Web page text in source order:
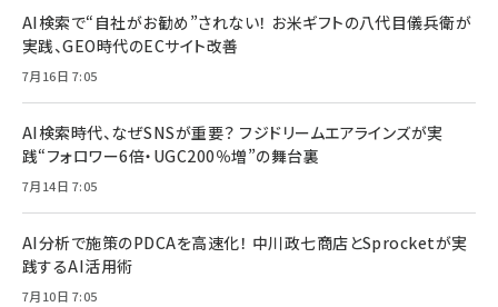
AI検索で“自社がお勧め”されない！ お米ギフトの八代目儀兵衛が
実践、GEO時代のECサイト改善
7月16日 7:05
AI検索時代、なぜSNSが重要？ フジドリームエアラインズが実
践“フォロワー6倍・UGC200％増”の舞台裏
7月14日 7:05
AI分析で施策のPDCAを高速化！ 中川政七商店とSprocketが実
践するAI活用術
7月10日 7:05